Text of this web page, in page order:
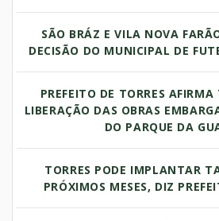
SÃO BRÁZ E VILA NOVA
DECISÃO DO MUNICIPAL DE
PREFEITO DE TORRES
LIBERAÇÃO DAS OBRAS
DO PARQUE DA
TORRES PODE IMPLANTAR
PRÓXIMOS MESES, DIZ